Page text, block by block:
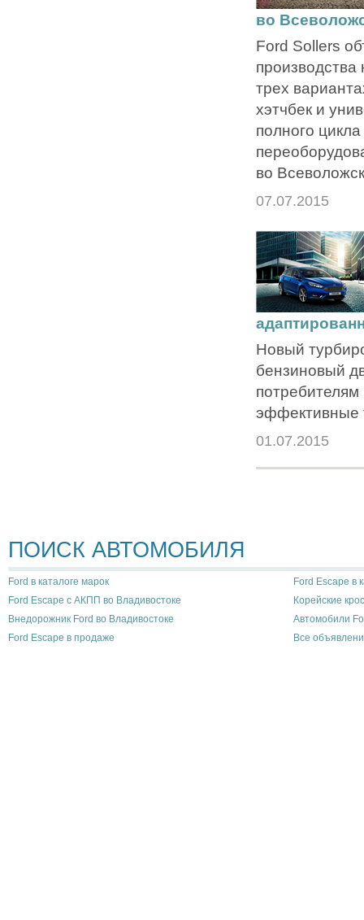
во
Ford Sollers
производства
трех
хэтчбек и
полного
во
07.07.2015
Новый
бензиновый
эффективные
01.07.2015
ПОИСК АВТОМОБИЛЯ
Ford в каталоге марок
Ford Escape в
Ford Escape с АКПП во Владивостоке
Корейские
Внедорожник Ford во Владивостоке
Автомобили
Ford Escape в продаже
Все